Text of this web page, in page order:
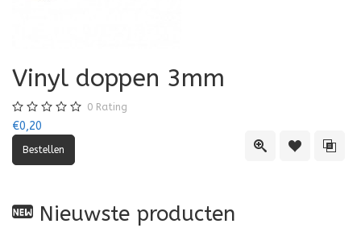
Quick ViewToevoegen
Vinyl doppen 3mm
0 Rating
€0,20
Nieuwste producten